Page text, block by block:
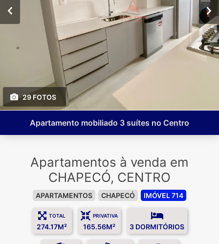
29 FOTOS
Apartamento mobiliado 3 suítes no Centro
Apartamentos à venda em
CHAPECÓ, CENTRO
APARTAMENTOS CHAPECÓ IMÓVEL 714
TOTAL
274.17M²
PRIVATIVA
165.56M² 3 DORMITÓRIOS